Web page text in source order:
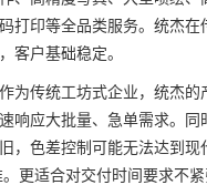
打印等全品类服务。统杰在
客户基础稳定。
为传统工坊式企业，统杰的
响应大批量、急单需求。同
，色差控制可能无法达到现
更适合对交付时间要求不